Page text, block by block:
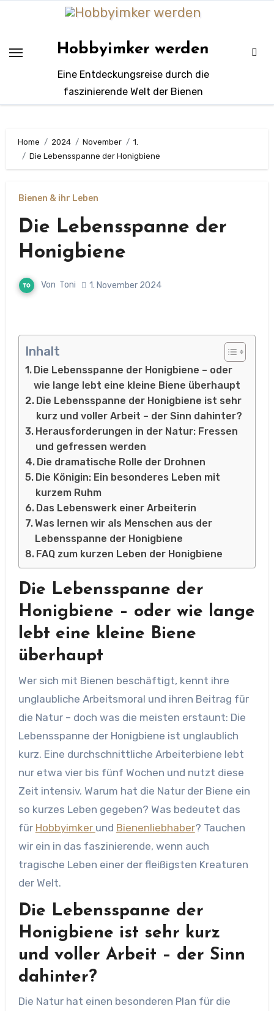
Hobbyimker werden
Eine Entdeckungsreise durch die
faszinierende Welt der Bienen
Home 2024 November
1.
Die Lebensspanne der Honigbiene
Bienen & ihr Leben
Die Lebensspanne der
Honigbiene
Von Toni 1. November 2024
Inhalt
Die Lebensspanne der Honigbiene – oder
wie lange lebt eine kleine Biene überhaupt
Die Lebensspanne der Honigbiene ist sehr
kurz und voller Arbeit – der Sinn dahinter?
Herausforderungen in der Natur: Fressen
und gefressen werden
Die dramatische Rolle der Drohnen
Die Königin: Ein besonderes Leben mit
kurzem Ruhm
Das Lebenswerk einer Arbeiterin
Was lernen wir als Menschen aus der
Lebensspanne der Honigbiene
FAQ zum kurzen Leben der Honigbiene
Die Lebensspanne der
Honigbiene – oder wie lange
lebt eine kleine Biene
überhaupt
Wer sich mit Bienen beschäftigt, kennt ihre
unglaubliche Arbeitsmoral und ihren Beitrag für
die Natur – doch was die meisten erstaunt: Die
Lebensspanne der Honigbiene ist unglaublich
kurz. Eine durchschnittliche Arbeiterbiene lebt
nur etwa vier bis fünf Wochen und nutzt diese
Zeit intensiv. Warum hat die Natur der Biene ein
so kurzes Leben gegeben? Was bedeutet das
für Hobbyimker und Bienenliebhaber? Tauchen
wir ein in das faszinierende, wenn auch
tragische Leben einer der fleißigsten Kreaturen
der Welt.
Die Lebensspanne der
Honigbiene ist sehr kurz
und voller Arbeit – der Sinn
dahinter?
Die Natur hat einen besonderen Plan für die